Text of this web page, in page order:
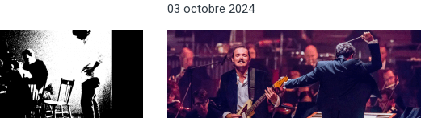
03 octobre 2024